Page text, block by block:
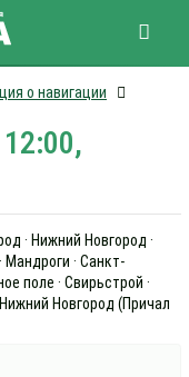
о навигации
· Нижний Новгород ·
Мандроги · Санкт-
поле · Свирьстрой ·
Нижний Новгород (Причал